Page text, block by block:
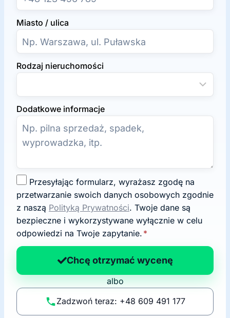
Miasto / ulica
Rodzaj nieruchomości
Dodatkowe informacje
g
o
d
a
n
p
li
t
przetwarzanie swoich danych osobowych zgodnie
z naszą Polityką Prywatności. Twoje dane są
bezpieczne i wykorzystywane wyłącznie w celu
odpowiedzi na Twoje zapytanie. *
Chcę otrzymać wycenę
albo
Zadzwoń teraz: +48 609 491 177